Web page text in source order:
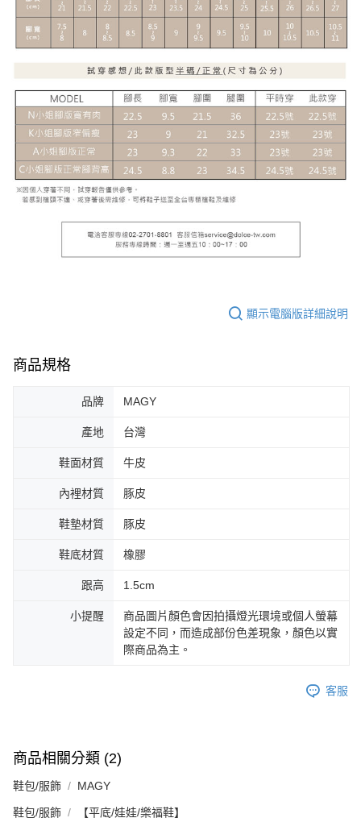
顯示電腦版詳細說明
商品規格
品牌 MAGY
產地 台灣
鞋面材質 牛皮
內裡材質 豚皮
鞋墊材質 豚皮
鞋底材質 橡膠
跟高 1.5cm
小提醒
商品圖片顏色會因拍攝燈光環境或個人螢幕
設定不同，而造成部份色差現象，顏色以實
際商品為主。
客服
商品相關分類 (2)
鞋包/服飾 MAGY
鞋包/服飾 【平底/娃娃/樂福鞋】